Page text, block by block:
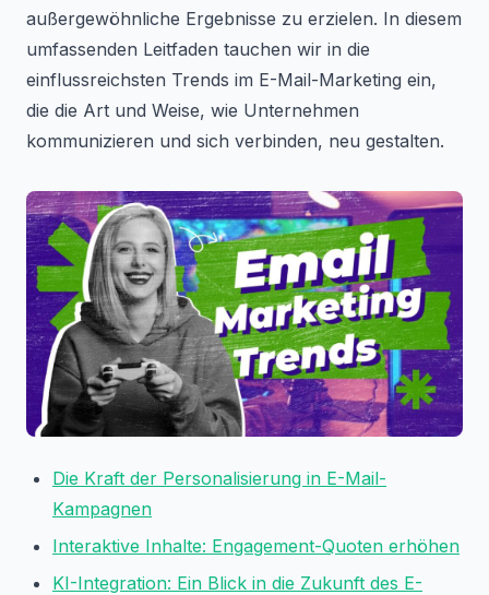
außergewöhnliche Ergebnisse zu erzielen. In diesem
umfassenden Leitfaden tauchen wir in die
einflussreichsten Trends im E-Mail-Marketing ein,
die die Art und Weise, wie Unternehmen
kommunizieren und sich verbinden, neu gestalten.
Die Kraft der Personalisierung in E-Mail-
Kampagnen
Interaktive Inhalte: Engagement-Quoten erhöhen
KI-Integration: Ein Blick in die Zukunft des E-